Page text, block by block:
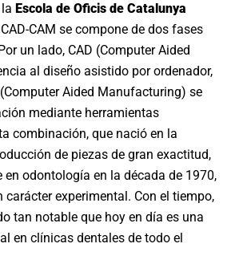
Escola de Oficis de Catalunya
CAM se compone de dos fases
un lado, CAD (Computer Aided
al diseño asistido por ordenador,
Aided Manufacturing) se
mediante herramientas
combinación, que nació en la
de piezas de gran exactitud,
en odontología en la década de 1970,
experimental. Con el tiempo,
tan notable que hoy en día es una
en clínicas dentales de todo el